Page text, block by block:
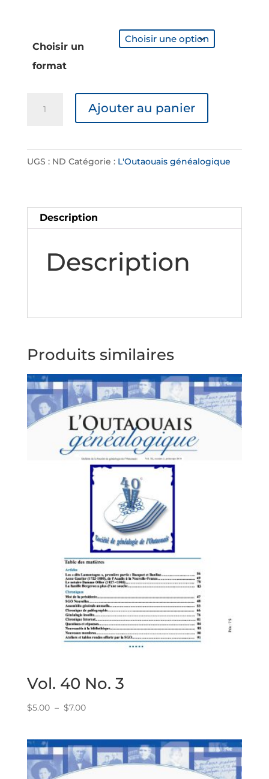
Choisir un
format
45
No.
Ajouter au panier
UGS : ND Catégorie : L'Outaouais généalogique
Description
Description
Produits similaires
Vol. 40 No. 3
$5.00 – $7.00Plage
$5.00
à